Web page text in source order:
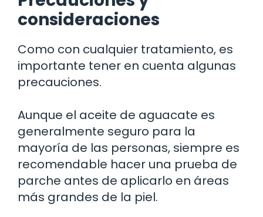
consideraciones
Como con cualquier tratamiento, es
importante tener en cuenta algunas
precauciones.
Aunque el aceite de aguacate es
generalmente seguro para la
mayoría de las personas, siempre es
recomendable hacer una prueba de
parche antes de aplicarlo en áreas
más grandes de la piel.